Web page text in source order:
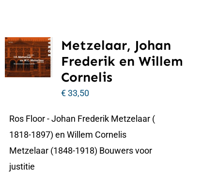
Metzelaar, Johan
Frederik en Willem
Cornelis
€33,50
Ros Floor - Johan Frederik Metzelaar (
1818-1897) en Willem Cornelis
Metzelaar (1848-1918) Bouwers voor
justitie